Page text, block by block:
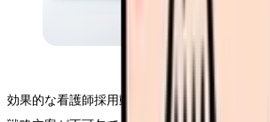
効果的な看護師採用動画を制作し、成果を上